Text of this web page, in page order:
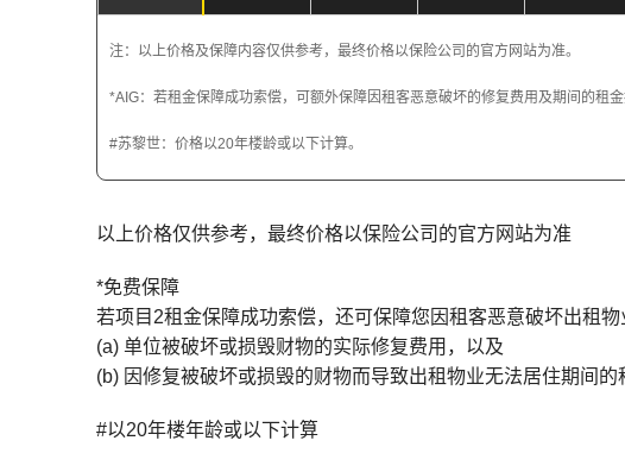
注：以上价格及保障内容仅供参考，最终价格以保险公司的官方网站为准。
*AIG：若租金保障成功索偿，可额外保障因租客恶意破坏的修复费用及期间的租金
#苏黎世：价格以20年楼龄或以下计算。
以上价格仅供参考，最终价格以保险公司的官方网站为准
*免费保障
若项目2租金保障成功索偿，还可保障您因租客恶意破坏出租物
(a) 单位被破坏或损毁财物的实际修复费用，以及
(b) 因修复被破坏或损毁的财物而导致出租物业无法居住期间的
#以20年楼年龄或以下计算